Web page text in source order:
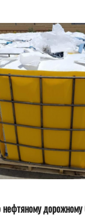
дорожному